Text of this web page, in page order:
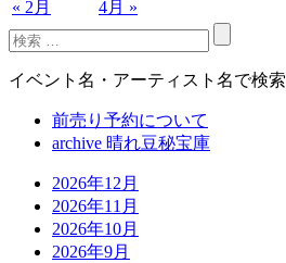
« 2月 4月 »
イベント名・アーティスト名で検索
前売り予約について
archive 晴れ豆秘宝庫
2026年12月
2026年11月
2026年10月
2026年9月